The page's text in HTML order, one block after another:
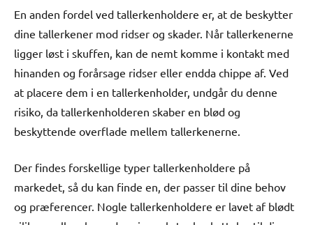
En anden fordel ved tallerkenholdere er, at de beskytter
dine tallerkener mod ridser og skader. Når tallerkenerne
ligger løst i skuffen, kan de nemt komme i kontakt med
hinanden og forårsage ridser eller endda chippe af. Ved
at placere dem i en tallerkenholder, undgår du denne
risiko, da tallerkenholderen skaber en blød og
beskyttende overflade mellem tallerkenerne.
Der findes forskellige typer tallerkenholdere på
markedet, så du kan finde en, der passer til dine behov
og præferencer. Nogle tallerkenholdere er lavet af blødt